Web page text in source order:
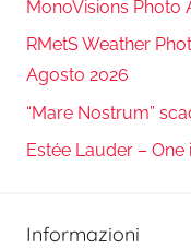
MonoVisions Photo
RMetS Weather
Agosto 2026
“Mare Nostrum”
Estée Lauder –
Informazioni